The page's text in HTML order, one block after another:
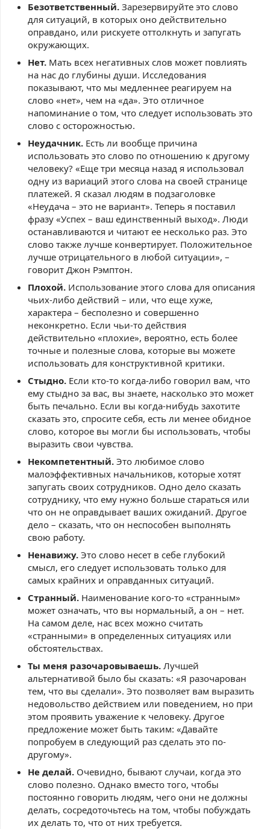
Безответственный. Зарезервируйте это слово
для ситуаций, в которых оно действительно
оправдано, или рискуете оттолкнуть и запугать
окружающих.
Нет. Мать всех негативных слов может повлиять
на нас до глубины души. Исследования
показывают, что мы медленнее реагируем на
слово «нет», чем на «да». Это отличное
напоминание о том, что следует использовать это
слово с осторожностью.
Неудачник. Есть ли вообще причина
использовать это слово по отношению к другому
человеку? «Еще три месяца назад я использовал
одну из вариаций этого слова на своей странице
платежей. Я сказал людям в подзаголовке
«Неудача – это не вариант». Теперь я поставил
фразу «Успех – ваш единственный выход». Люди
останавливаются и читают ее несколько раз. Это
слово также лучше конвертирует. Положительное
лучше отрицательного в любой ситуации», –
говорит Джон Рэмптон.
Плохой. Использование этого слова для описания
чьих-либо действий – или, что еще хуже,
характера – бесполезно и совершенно
неконкретно. Если чьи-то действия
действительно «плохие», вероятно, есть более
точные и полезные слова, которые вы можете
использовать для конструктивной критики.
Стыдно. Если кто-то когда-либо говорил вам, что
ему стыдно за вас, вы знаете, насколько это может
быть печально. Если вы когда-нибудь захотите
сказать это, спросите себя, есть ли менее обидное
слово, которое вы могли бы использовать, чтобы
выразить свои чувства.
Некомпетентный. Это любимое слово
малоэффективных начальников, которые хотят
запугать своих сотрудников. Одно дело сказать
сотруднику, что ему нужно больше стараться или
что он не оправдывает ваших ожиданий. Другое
дело – сказать, что он неспособен выполнять
свою работу.
Ненавижу. Это слово несет в себе глубокий
смысл, его следует использовать только для
самых крайних и оправданных ситуаций.
Странный. Наименование кого-то «странным»
может означать, что вы нормальный, а он – нет.
На самом деле, нас всех можно считать
«странными» в определенных ситуациях или
обстоятельствах.
Ты меня разочаровываешь. Лучшей
альтернативой было бы сказать: «Я разочарован
тем, что вы сделали». Это позволяет вам выразить
недовольство действием или поведением, но при
этом проявить уважение к человеку. Другое
предложение может быть таким: «Давайте
попробуем в следующий раз сделать это по-
другому».
Не делай. Очевидно, бывают случаи, когда это
слово полезно. Однако вместо того, чтобы
постоянно говорить людям, чего они не должны
делать, сосредоточьтесь на том, чтобы побуждать
их делать то, что от них требуется.